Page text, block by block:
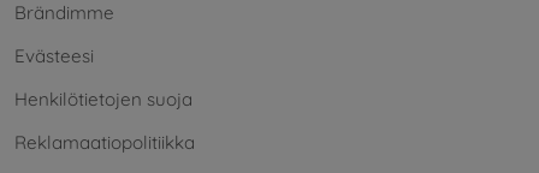
Brändimme
Evästeesi
Henkilötietojen suoja
Reklamaatiopolitiikka